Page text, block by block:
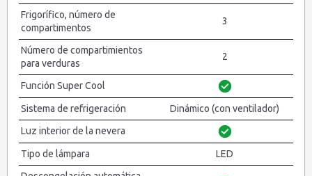
Frigorífico, número de
compartimentos
3
Número de compartimientos
para verduras
2
Función Super Cool
Sistema de refrigeración
Dinámico (con ventilador)
Luz interior de la nevera
Tipo de lámpara
LED